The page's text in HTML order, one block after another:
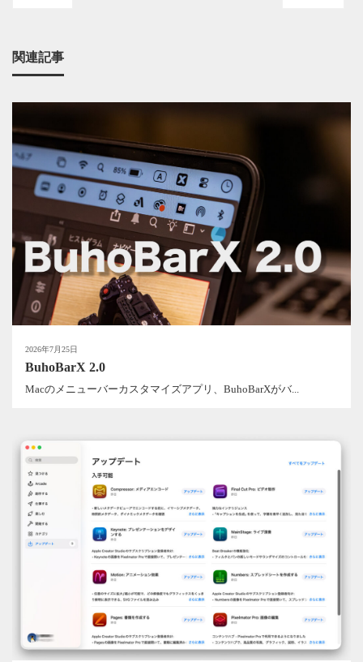
関連記事
2026年7月25日
BuhoBarX 2.0
Macのメニューバーカスタマイズアプリ、BuhoBarXがバ...